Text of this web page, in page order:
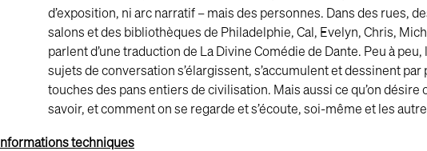
d’exposition, ni arc narratif – mais des personnes. Dans des rues,
salons et des bibliothèques de Philadelphie, Cal, Evelyn, Chris,
parlent d’une traduction de La Divine Comédie de Dante. Peu à peu,
sujets de conversation s’élargissent, s’accumulent et dessinent par
touches des pans entiers de civilisation. Mais aussi ce qu’on désire
savoir, et comment on se regarde et s’écoute, soi-même et les
Informations techniques